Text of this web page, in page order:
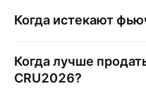
Когда истекают
Когда лучше
CRU2026?